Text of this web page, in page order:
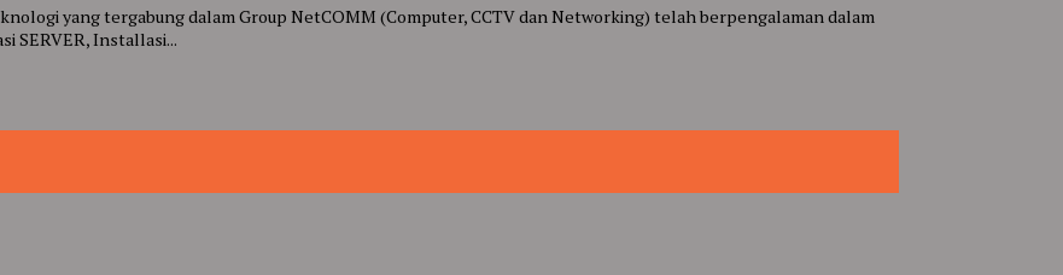
yang tergabung dalam Group NetCOMM (Computer, CCTV dan Networking) telah berpengalaman dalam
SERVER, Installasi...